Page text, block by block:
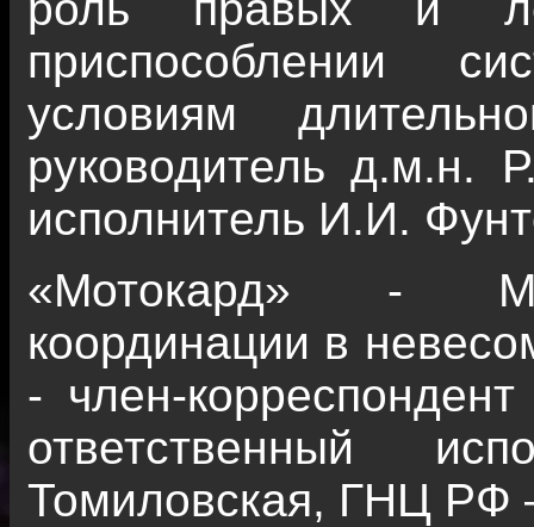
приспособлении
условиям
руководитель д.м.н.
исполнитель И.И.
«Мотокард» -
координации в
- член-
ответственный
Томиловская, ГНЦ